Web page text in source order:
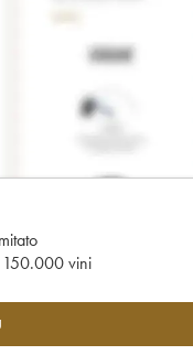
150.000 vini